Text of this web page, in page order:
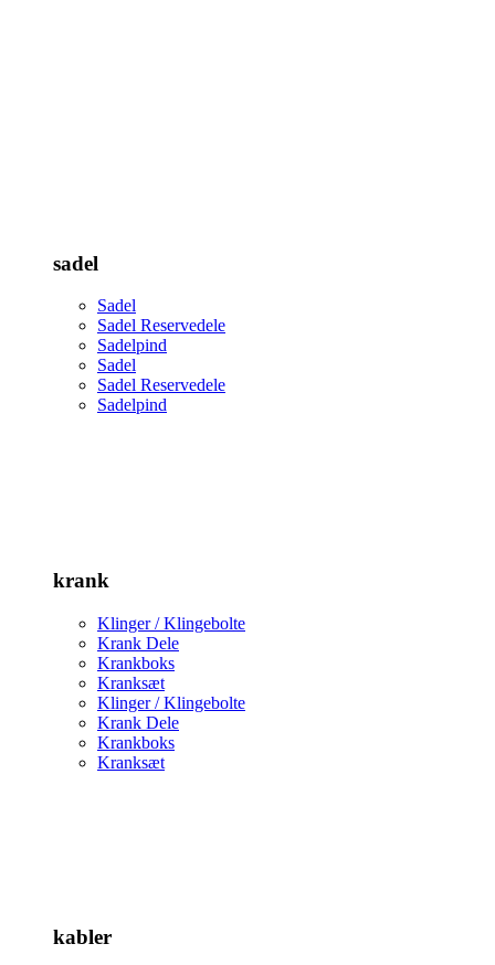
sadel
Sadel
Sadel Reservedele
Sadelpind
Sadel
Sadel Reservedele
Sadelpind
krank
Klinger / Klingebolte
Krank Dele
Krankboks
Kranksæt
Klinger / Klingebolte
Krank Dele
Krankboks
Kranksæt
kabler